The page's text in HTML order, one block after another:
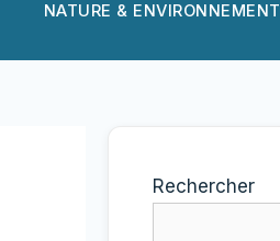
NATURE & ENVIRONNEMENT
Rechercher